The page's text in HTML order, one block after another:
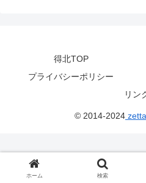
得北TOP
プライバシーポリシー
リン
© 2014-2024
ホーム 検索